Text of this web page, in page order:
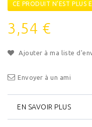
CE PRODUIT N'EST PLUS
3,54 €
Ajouter à ma liste
Envoyer à un ami
EN SAVOIR PLUS